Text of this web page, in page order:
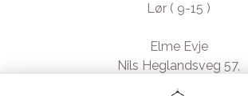
Lør ( 9-15 )
Elme Evje
Nils Heglandsveg 57,
4735 Evje, Norway